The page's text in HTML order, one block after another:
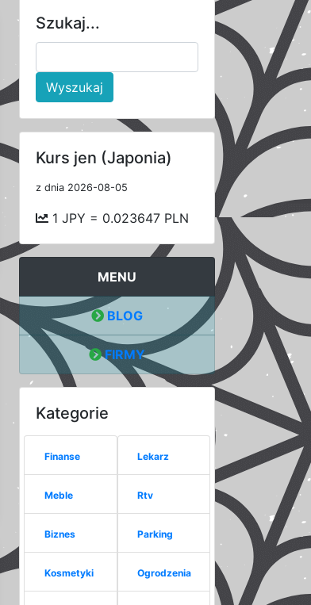
Szukaj...
Wyszukaj
Kurs jen (Japonia)
z dnia 2026-08-05
1 JPY = 0.023647 PLN
MENU
BLOG
FIRMY
Kategorie
Finanse
Meble
Biznes
Kosmetyki
Lekarz
Rtv
Parking
Ogrodzenia